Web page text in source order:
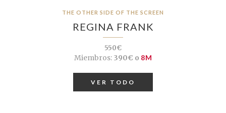
THE OTHER SIDE OF THE SCREEN
REGINA FRANK
550€
Miembros:390€ o 8M
VER TODO